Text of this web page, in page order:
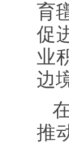
育
促
业
边
推